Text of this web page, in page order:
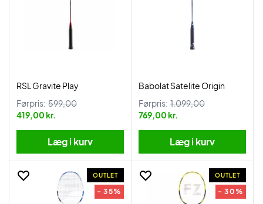
RSL Gravite Play
Førpris: 599,00
419,00 kr.
Læg i kurv
Babolat Satelite Origin
Førpris: 1.099,00
769,00 kr.
Læg i kurv
OUTLET
- 35%
OUTLET
- 30%